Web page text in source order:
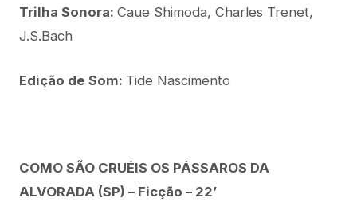
Trilha Sonora: Caue Shimoda, Charles Trenet,
J.S.Bach
Edição de Som: Tide Nascimento
COMO SÃO CRUÉIS OS PÁSSAROS DA
ALVORADA (SP) – Ficção – 22’